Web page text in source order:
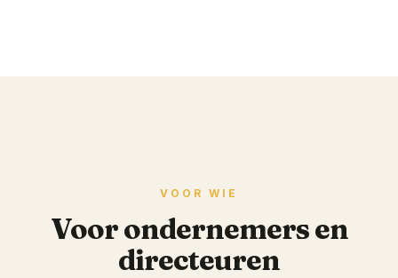
VOOR WIE
Voor ondernemers en
directeuren